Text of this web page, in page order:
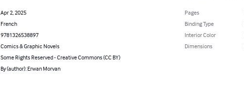
Apr 2, 2025
French
9781326538897
Comics & Graphic Novels
Some Rights Reserved - Creative Commons (CC BY)
By (author): Erwan Morvan
Pages
Binding Type
Interior Color
Dimensions